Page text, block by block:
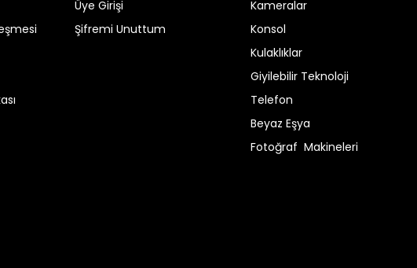
Üye Girişi
Şifremi Unuttum
Kameralar
Konsol
Kulaklıklar
Giyilebilir Teknoloji
Telefon
Beyaz Eşya
Fotoğraf Makineleri